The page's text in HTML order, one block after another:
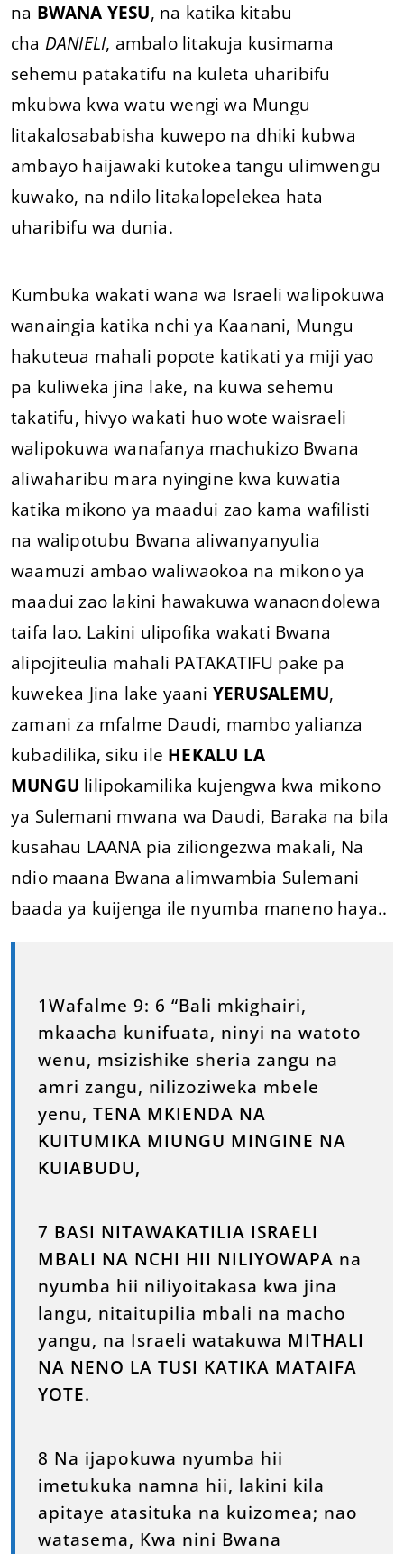
na BWANA YESU, na katika kitabu
cha DANIELI, ambalo litakuja kusimama
sehemu patakatifu na kuleta uharibifu
mkubwa kwa watu wengi wa Mungu
litakalosababisha kuwepo na dhiki kubwa
ambayo haijawaki kutokea tangu ulimwengu
kuwako, na ndilo litakalopelekea hata
uharibifu wa dunia.
Kumbuka wakati wana wa Israeli walipokuwa
wanaingia katika nchi ya Kaanani, Mungu
hakuteua mahali popote katikati ya miji yao
pa kuliweka jina lake, na kuwa sehemu
takatifu, hivyo wakati huo wote waisraeli
walipokuwa wanafanya machukizo Bwana
aliwaharibu mara nyingine kwa kuwatia
katika mikono ya maadui zao kama wafilisti
na walipotubu Bwana aliwanyanyulia
waamuzi ambao waliwaokoa na mikono ya
maadui zao lakini hawakuwa wanaondolewa
taifa lao. Lakini ulipofika wakati Bwana
alipojiteulia mahali PATAKATIFU pake pa
kuwekea Jina lake yaani YERUSALEMU,
zamani za mfalme Daudi, mambo yalianza
kubadilika, siku ile HEKALU LA
MUNGU lilipokamilika kujengwa kwa mikono
ya Sulemani mwana wa Daudi, Baraka na bila
kusahau LAANA pia ziliongezwa makali, Na
ndio maana Bwana alimwambia Sulemani
baada ya kuijenga ile nyumba maneno haya..
1Wafalme 9: 6 “Bali mkighairi,
mkaacha kunifuata, ninyi na watoto
wenu, msizishike sheria zangu na
amri zangu, nilizoziweka mbele
yenu, TENA MKIENDA NA
KUITUMIKA MIUNGU MINGINE NA
KUIABUDU,
7 BASI NITAWAKATILIA ISRAELI
MBALI NA NCHI HII NILIYOWAPA na
nyumba hii niliyoitakasa kwa jina
langu, nitaitupilia mbali na macho
yangu, na Israeli watakuwa MITHALI
NA NENO LA TUSI KATIKA MATAIFA
YOTE.
8 Na ijapokuwa nyumba hii
imetukuka namna hii, lakini kila
apitaye atasituka na kuizomea; nao
watasema, Kwa nini Bwana